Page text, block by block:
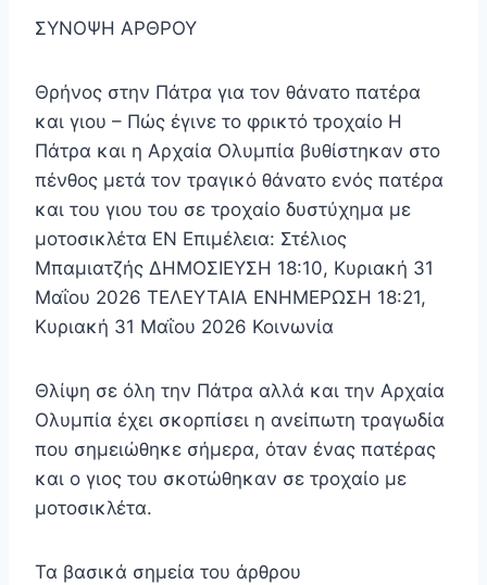
ΣΥΝΟΨΗ ΑΡΘΡΟΥ
Θρήνος στην Πάτρα για τον θάνατο πατέρα
και γιου – Πώς έγινε το φρικτό τροχαίο Η
Πάτρα και η Αρχαία Ολυμπία βυθίστηκαν στο
πένθος μετά τον τραγικό θάνατο ενός πατέρα
και του γιου του σε τροχαίο δυστύχημα με
μοτοσικλέτα EN Επιμέλεια: Στέλιος
Μπαμιατζής ΔΗΜΟΣΙΕΥΣΗ 18:10, Κυριακή 31
Μαΐου 2026 ΤΕΛΕΥΤΑΙΑ ΕΝΗΜΕΡΩΣΗ 18:21,
Κυριακή 31 Μαΐου 2026 Κοινωνία
Θλίψη σε όλη την Πάτρα αλλά και την Αρχαία
Ολυμπία έχει σκορπίσει η ανείπωτη τραγωδία
που σημειώθηκε σήμερα, όταν ένας πατέρας
και ο γιος του σκοτώθηκαν σε τροχαίο με
μοτοσικλέτα.
Τα βασικά σημεία του άρθρου